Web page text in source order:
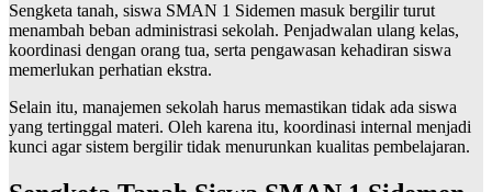
Sengketa tanah, siswa SMAN 1 Sidemen masuk bergilir turut
menambah beban administrasi sekolah. Penjadwalan ulang kelas,
koordinasi dengan orang tua, serta pengawasan kehadiran siswa
memerlukan perhatian ekstra.
Selain itu, manajemen sekolah harus memastikan tidak ada siswa
yang tertinggal materi. Oleh karena itu, koordinasi internal menjadi
kunci agar sistem bergilir tidak menurunkan kualitas pembelajaran.